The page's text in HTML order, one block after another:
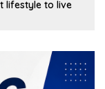
lifestyle to live